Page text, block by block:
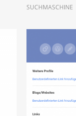
SUCHMASCHINE